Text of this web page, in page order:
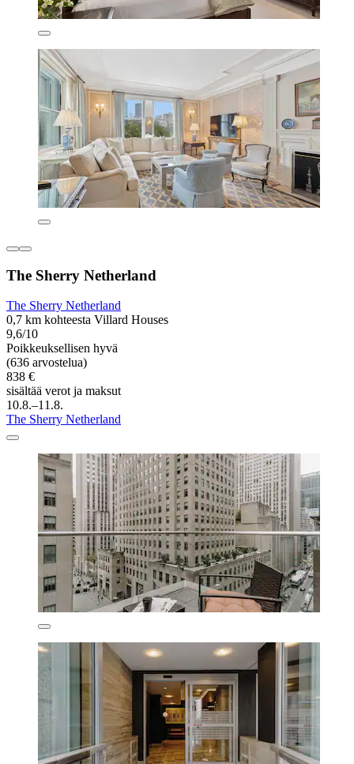
The Sherry Netherland
The Sherry Netherland
0,7 km kohteesta Villard Houses
9,6/10
Poikkeuksellisen hyvä
(636 arvostelua)
838 €
sisältää verot ja maksut
10.8.–11.8.
The Sherry Netherland